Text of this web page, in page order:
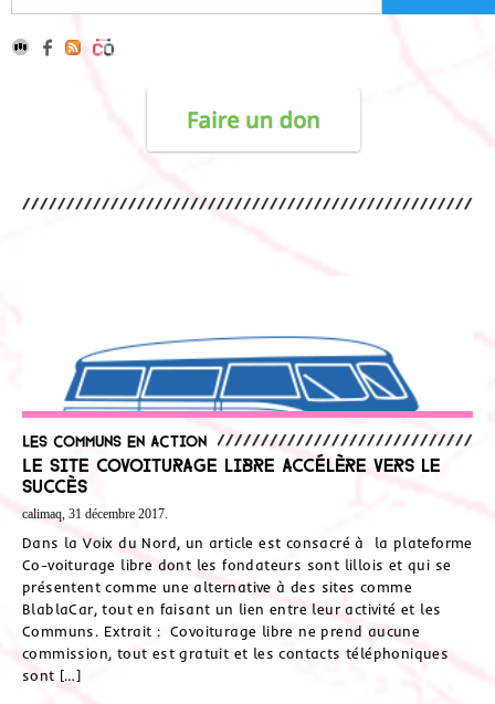
Les communs en action
Le site Covoiturage libre accélère vers le
succès
calimaq, 31 décembre 2017.
Dans la Voix du Nord, un article est consacré à la plateforme
Co-voiturage libre dont les fondateurs sont lillois et qui se
présentent comme une alternative à des sites comme
BlablaCar, tout en faisant un lien entre leur activité et les
Communs. Extrait : Covoiturage libre ne prend aucune
commission, tout est gratuit et les contacts téléphoniques
sont […]